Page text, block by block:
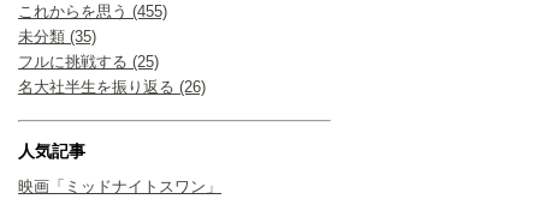
これからを思う (455)
未分類 (35)
フルに挑戦する (25)
名大社半生を振り返る (26)
人気記事
映画「ミッドナイトスワン」